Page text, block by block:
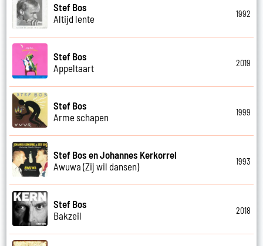
Stef Bos
Altijd lente
1992
Stef Bos
Appeltaart
2019
Stef Bos
Arme schapen
1999
Stef Bos en Johannes Kerkorrel
Awuwa (Zij wil dansen)
1993
Stef Bos
Bakzeil
2018